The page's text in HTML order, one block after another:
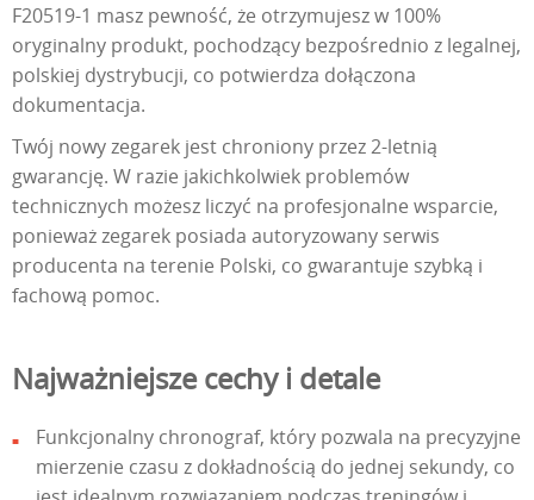
F20519-1 masz pewność, że otrzymujesz w 100%
oryginalny produkt, pochodzący bezpośrednio z legalnej,
polskiej dystrybucji, co potwierdza dołączona
dokumentacja.
Twój nowy zegarek jest chroniony przez 2-letnią
gwarancję. W razie jakichkolwiek problemów
technicznych możesz liczyć na profesjonalne wsparcie,
ponieważ zegarek posiada autoryzowany serwis
producenta na terenie Polski, co gwarantuje szybką i
fachową pomoc.
Najważniejsze cechy i detale
Funkcjonalny chronograf, który pozwala na precyzyjne
mierzenie czasu z dokładnością do jednej sekundy, co